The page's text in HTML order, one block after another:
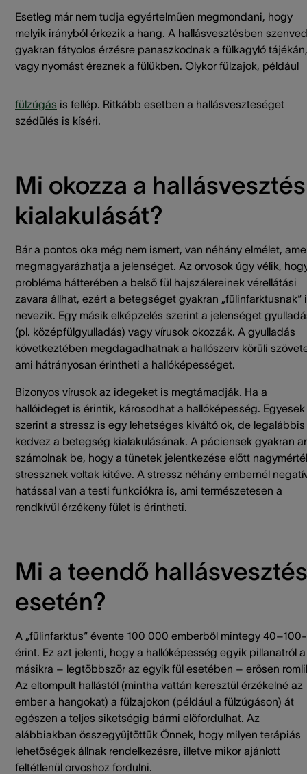
Esetleg már nem tudja egyértelműen megmondani, hogy
melyik irányból érkezik a hang. A hallásvesztésben
gyakran fátyolos érzésre panaszkodnak a fülkagyló tájékán,
vagy nyomást éreznek a fülükben. Olykor fülzajok, például
fülzúgás is fellép. Ritkább esetben a hallásveszteséget
szédülés is kíséri.
Mi okozza a hallásvesztés
kialakulását?
Bár a pontos oka még nem ismert, van néhány elmélet,
megmagyarázhatja a jelenséget. Az orvosok úgy vélik,
probléma hátterében a belső fül hajszálereinek vérellátási
zavara állhat, ezért a betegséget gyakran „fülinfarktusnak“
nevezik. Egy másik elképzelés szerint a jelenséget
(pl. középfülgyulladás) vagy vírusok okozzák. A gyulladás
következtében megdagadhatnak a hallószerv körüli
ami hátrányosan érintheti a hallóképességet.
Bizonyos vírusok az idegeket is megtámadják. Ha a
hallóideget is érintik, károsodhat a hallóképesség. Egyesek
szerint a stressz is egy lehetséges kiváltó ok, de legalábbis
kedvez a betegség kialakulásának. A páciensek gyakran
számolnak be, hogy a tünetek jelentkezése előtt
stressznek voltak kitéve. A stressz néhány embernél
hatással van a testi funkciókra is, ami természetesen a
rendkívül érzékeny fület is érintheti.
Mi a teendő hallásvesztés
esetén?
A „fülinfarktus“ évente 100 000 emberből mintegy
érint. Ez azt jelenti, hogy a hallóképesség egyik pillanatról a
másikra – legtöbbször az egyik fül esetében – erősen
Az eltompult hallástól (mintha vattán keresztül érzékelné az
ember a hangokat) a fülzajokon (például a fülzúgáson) át
egészen a teljes siketségig bármi előfordulhat. Az
alábbiakban összegyűjtöttük Önnek, hogy milyen terápiás
lehetőségek állnak rendelkezésre, illetve mikor ajánlott
feltétlenül orvoshoz fordulni.